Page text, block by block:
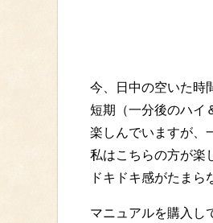
今、日中の空いた時
短期（一分後のハイ
楽しんでいますが、
私はこちらの方が楽
ドキドキ感がたまら
マニュアルを購入し